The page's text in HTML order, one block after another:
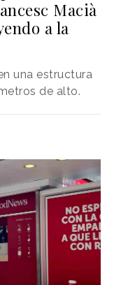
Macià
a la
una estructura
de alto.